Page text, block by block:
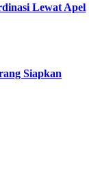
Lewat Apel
Siapkan